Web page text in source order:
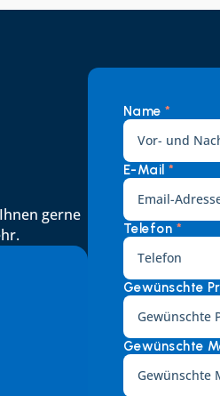
gerne
Name *
E-Mail *
Telefon *
Gewünschte
Gewünschte